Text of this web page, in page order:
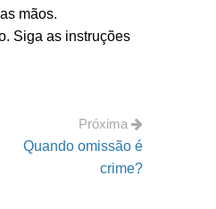
mãos.
Siga as instruções
Próxima
Quando omissão é
crime?